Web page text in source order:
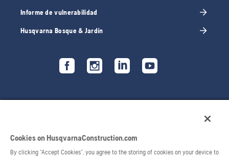
Informe de vulnerabilidad
Husqvarna Bosque & Jardín
Cookies on HusqvarnaConstruction.com
By clicking “Accept Cookies”, you agree to the storing of cookies on your device to